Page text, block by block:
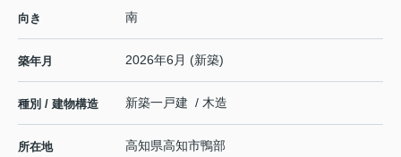
向き 南
築年月 2026年6月 (新築)
種別 / 建物構造 新築一戸建 / 木造
所在地 高知県高知市鴨部